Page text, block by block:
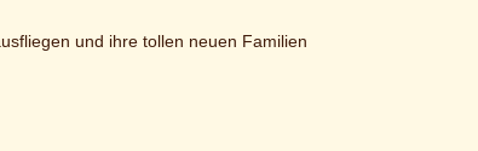
und ihre tollen neuen Familien